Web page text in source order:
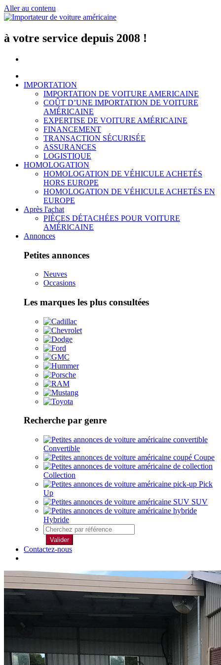
Aller au contenu
à votre service depuis 2008 !
IMPORTATION
IMPORTATION DE VOITURE AMERICAINE
COÛT D’UNE IMPORTATION DE VOITURE
AMÉRICAINE
EXPERTISE DE VOITURE AMÉRICAINE
FINANCEMENT
TRANSACTION SÉCURISÉE
ASSURANCES
LOGISTIQUE
HOMOLOGATION
HOMOLOGATION DE VÉHICULE ACHETÉS
HORS EUROPE
HOMOLOGATION DE VÉHICULE ACHETÉS EN
EUROPE
Après l'achat
PIÈCES DÉTACHÉES POUR VOITURE
AMÉRICAINE
Annonces
Petites annonces
Neuves
Occasions
Les marques les plus consultées
Recherche par genre
Convertible
Coupe
Collection
Pick
Up
SUV
Hybride
Valider
Contactez-nous